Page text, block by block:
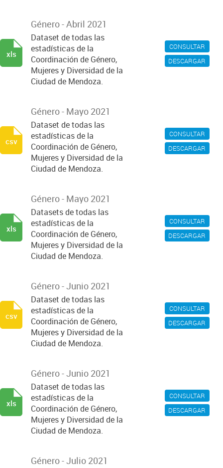
CONSULTAR
DESCARGAR
Género - Abril 2021
Dataset de todas las
estadísticas de la
Coordinación de Género,
Mujeres y Diversidad de la
Ciudad de Mendoza.
xls
CONSULTAR
DESCARGAR
Género - Mayo 2021
Dataset de todas las
estadísticas de la
Coordinación de Género,
Mujeres y Diversidad de la
Ciudad de Mendoza.
csv
CONSULTAR
DESCARGAR
Género - Mayo 2021
Datasets de todas las
estadísticas de la
Coordinación de Género,
Mujeres y Diversidad de la
Ciudad de Mendoza.
xls
CONSULTAR
DESCARGAR
Género - Junio 2021
Dataset de todas las
estadísticas de la
Coordinación de Género,
Mujeres y Diversidad de la
Ciudad de Mendoza.
csv
CONSULTAR
DESCARGAR
Género - Junio 2021
Dataset de todas las
estadísticas de la
Coordinación de Género,
Mujeres y Diversidad de la
Ciudad de Mendoza.
xls
Género - Julio 2021